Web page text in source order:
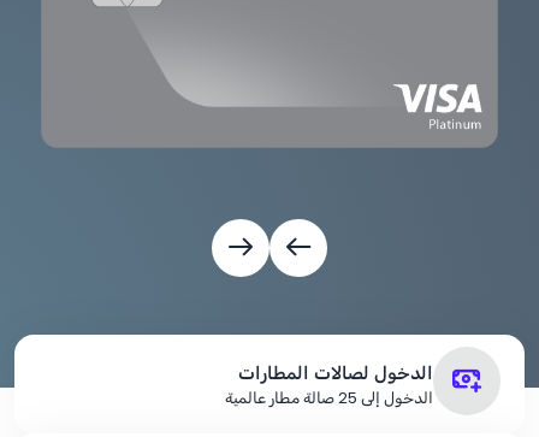
الدخول لصالات المطارات
الدخول إلى 25 صالة مطار عالمية